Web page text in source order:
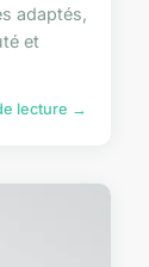
adaptés,
et
lecture →